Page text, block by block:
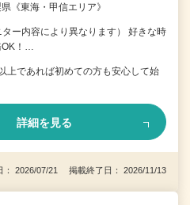
《東海・甲信エリア》
ー内容により異なります） 好きな時
OK！…
であれば初めての方も安心して始
詳細を見る
： 2026/07/21 掲載終了日： 2026/11/13